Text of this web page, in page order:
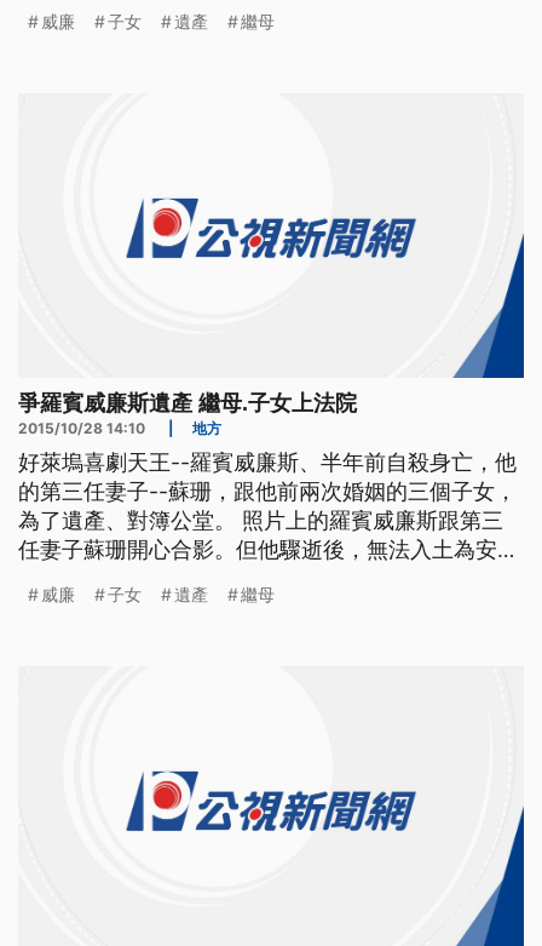
仇，去年12月蘇珊指控，羅賓的子女，未經告知，拿
威廉 子女 遺產 繼母
爭羅賓威廉斯遺產 繼母.子女上法院
2015/10/28 14:10 地方
好萊塢喜劇天王--羅賓威廉斯、半年前自殺身亡，他
的第三任妻子--蘇珊，跟他前兩次婚姻的三個子女，
為了遺產、對簿公堂。 照片上的羅賓威廉斯跟第三
任妻子蘇珊開心合影。但他驟逝後，無法入土為安。
仇，去年12月蘇珊指控，羅賓的子女，未經告知，拿
威廉 子女 遺產 繼母